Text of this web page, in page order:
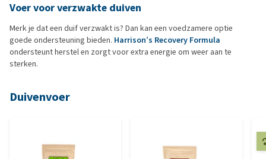
Voer voor verzwakte duiven
Merk je dat een duif verzwakt is? Dan kan een voedzamere optie
goede ondersteuning bieden. Harrison’s Recovery Formula
ondersteunt herstel en zorgt voor extra energie om weer aan te
sterken.
Duivenvoer